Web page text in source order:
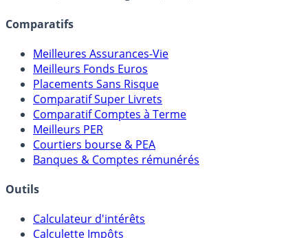
assureurs, sociétés de gestion, CGP, etc.
Comparatifs
Meilleures Assurances-Vie
Meilleurs Fonds Euros
Placements Sans Risque
Comparatif Super Livrets
Comparatif Comptes à Terme
Meilleurs PER
Banques & Comptes rémunérés
Outils